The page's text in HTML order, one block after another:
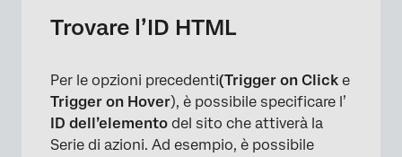
Trovare l’ID HTML
Per le opzioni precedenti(Trigger on Click e
Trigger on Hover), è possibile specificare l’
ID dell’elemento del sito che attiverà la
Serie di azioni. Ad esempio, è possibile